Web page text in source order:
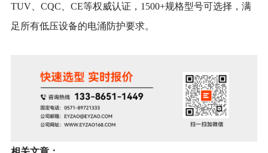
TUV、CQC、CE等权威认证，1500+规格型号可选择，满
足所有低压设备的电涌防护要求。